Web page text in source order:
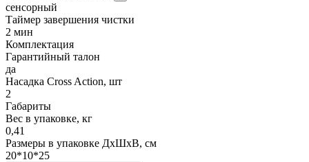
сенсорный
Таймер завершения чистки
2 мин
Комплектация
Гарантийный талон
да
Насадка Cross Action, шт
2
Габариты
Вес в упаковке, кг
0,41
Размеры в упаковке ДxШxВ, см
20*10*25